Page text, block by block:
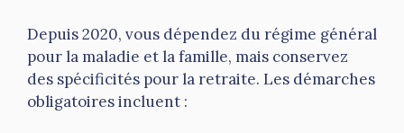
Depuis 2020, vous dépendez du régime général
pour la maladie et la famille, mais conservez
des spécificités pour la retraite. Les démarches
obligatoires incluent :